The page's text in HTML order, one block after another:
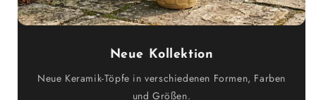
Neue Kollektion
Neue Keramik-Töpfe in verschiedenen Formen, Farben
und Größen.